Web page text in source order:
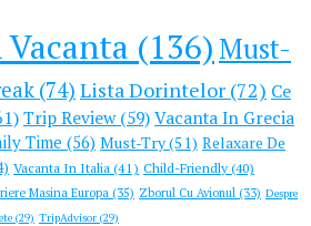
(136)Must-
(74) Lista Dorintelor (72) Ce
Trip Review (59) Vacanta In Grecia
Time (56) Must-Try (51) Relaxare De
Vacanta In Italia (41) Child-Friendly (40)
Masina Europa (35) Zborul Cu Avionul (33) Despre
(29) TripAdvisor (29)